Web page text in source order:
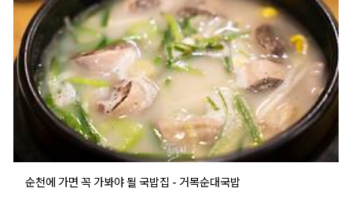
순천에 가면 꼭 가봐야 될 국밥집 - 거목순대국밥